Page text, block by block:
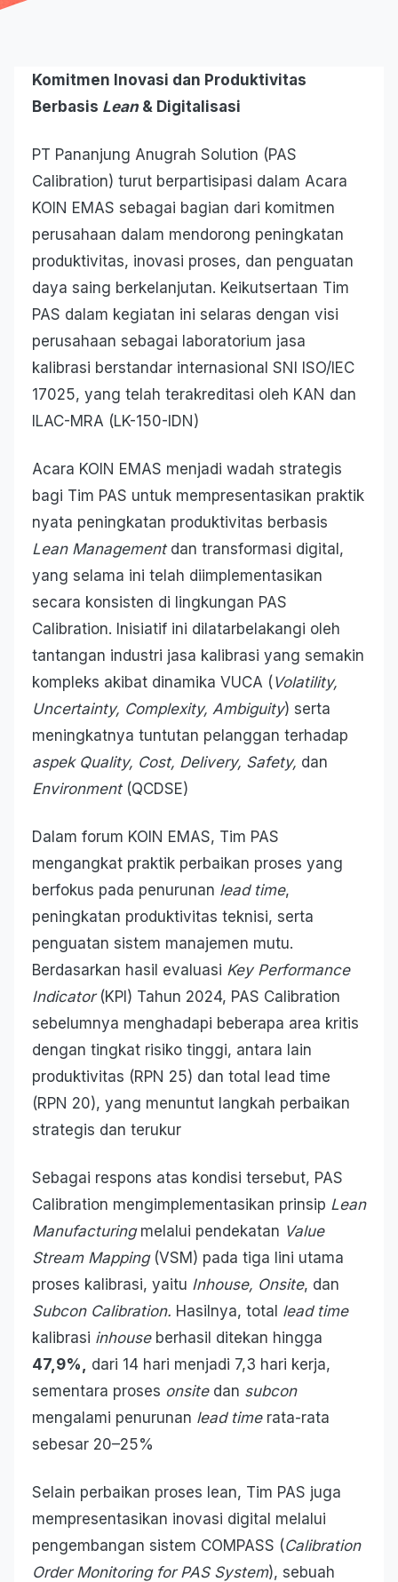
Komitmen Inovasi dan Produktivitas
Berbasis Lean & Digitalisasi
PT Pananjung Anugrah Solution (PAS
Calibration) turut berpartisipasi dalam Acara
KOIN EMAS sebagai bagian dari komitmen
perusahaan dalam mendorong peningkatan
produktivitas, inovasi proses, dan penguatan
daya saing berkelanjutan. Keikutsertaan Tim
PAS dalam kegiatan ini selaras dengan visi
perusahaan sebagai laboratorium jasa
kalibrasi berstandar internasional SNI ISO/IEC
17025, yang telah terakreditasi oleh KAN dan
ILAC-MRA (LK-150-IDN)
Acara KOIN EMAS menjadi wadah strategis
bagi Tim PAS untuk mempresentasikan praktik
nyata peningkatan produktivitas berbasis
Lean Managementdan transformasi digital,
yang selama ini telah diimplementasikan
secara konsisten di lingkungan PAS
Calibration. Inisiatif ini dilatarbelakangi oleh
tantangan industri jasa kalibrasi yang semakin
kompleks akibat dinamika VUCA ( Volatility,
Uncertainty, Complexity, Ambiguity) serta
meningkatnya tuntutan pelanggan terhadap
aspek Quality, Cost, Delivery, Safety, dan
Environment(QCDSE)
Dalam forum KOIN EMAS, Tim PAS
mengangkat praktik perbaikan proses yang
berfokus pada penurunan lead time,
peningkatan produktivitas teknisi, serta
penguatan sistem manajemen mutu.
Berdasarkan hasil evaluasi Key Performance
Indicator(KPI) Tahun 2024, PAS Calibration
sebelumnya menghadapi beberapa area kritis
dengan tingkat risiko tinggi, antara lain
produktivitas (RPN 25) dan total lead time
(RPN 20), yang menuntut langkah perbaikan
strategis dan terukur
Sebagai respons atas kondisi tersebut, PAS
Calibration mengimplementasikan prinsip Lean
Manufacturingmelalui pendekatan Value
Stream Mapping(VSM) pada tiga lini utama
proses kalibrasi, yaitu Inhouse, Onsite, dan
Subcon Calibration. Hasilnya, total lead time
kalibrasi inhouseberhasil ditekan hingga
47,9%, dari 14 hari menjadi 7,3 hari kerja,
sementara proses onsite dan subcon
mengalami penurunan lead timerata-rata
sebesar 20–25%
Selain perbaikan proses lean, Tim PAS juga
mempresentasikan inovasi digital melalui
pengembangan sistem COMPASS (Calibration
Order Monitoring for PAS System), sebuah